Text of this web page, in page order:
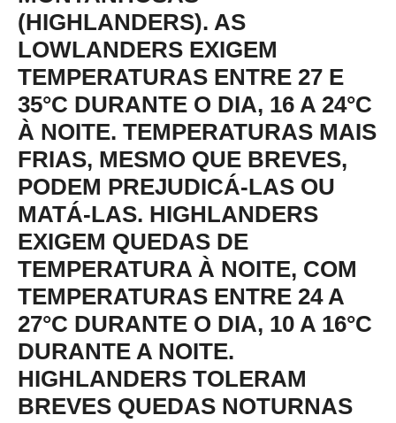
(HIGHLANDERS). AS
LOWLANDERS EXIGEM
TEMPERATURAS ENTRE 27 E
35°C DURANTE O DIA, 16 A 24°C
À NOITE. TEMPERATURAS MAIS
FRIAS, MESMO QUE BREVES,
PODEM PREJUDICÁ-LAS OU
MATÁ-LAS. HIGHLANDERS
EXIGEM QUEDAS DE
TEMPERATURA À NOITE, COM
TEMPERATURAS ENTRE 24 A
27°C DURANTE O DIA, 10 A 16°C
DURANTE A NOITE.
HIGHLANDERS TOLERAM
BREVES QUEDAS NOTURNAS